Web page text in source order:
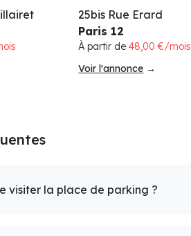
25bis Rue Erard
Paris 12
À partir de48,00 €/mois
Voir l'annonce →
visiter la place de parking ?